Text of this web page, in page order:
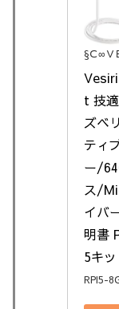
§Ｃ∞Ｖ
t 技
ズベ
ティ
ー/
ス/
イバ
明書
5キ
RPI5-